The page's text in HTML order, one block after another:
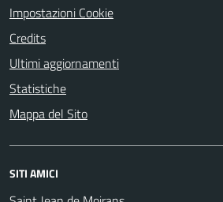
Impostazioni Cookie
Credits
Ultimi aggiornamenti
Statistiche
Mappa del Sito
SITI AMICI